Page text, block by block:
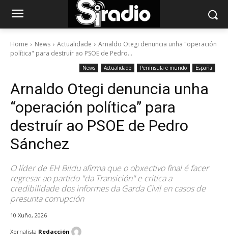
Home News Actualidade
Arnaldo Otegi denuncia unha "operación
política" para destruír ao PSOE de Pedro...
News Actualidade Península e mundo España
Arnaldo Otegi denuncia unha
“operación política” para
destruír ao PSOE de Pedro
Sánchez
O líder de EH Bildu afirma que o obxectivo final é facer
regresar ao partido "da Transición" e critica a
credibilidade dos informes da Garda Civil en casos de
presunta corrupción
10 Xuño, 2026
Xornalista Redacción